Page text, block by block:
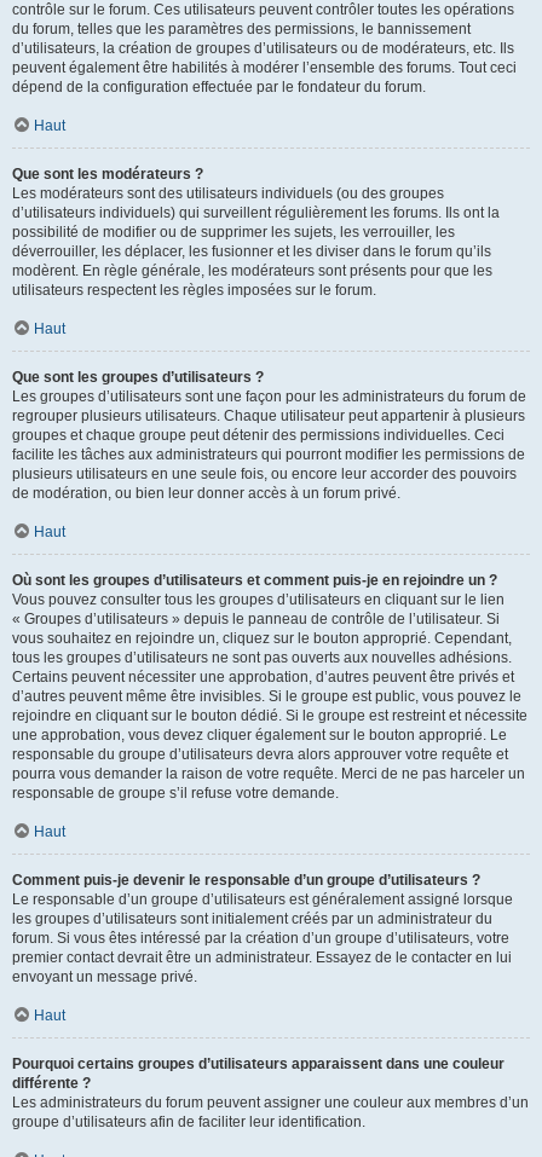
contrôle sur le forum. Ces utilisateurs peuvent contrôler toutes les opérations
du forum, telles que les paramètres des permissions, le bannissement
d’utilisateurs, la création de groupes d’utilisateurs ou de modérateurs, etc. Ils
peuvent également être habilités à modérer l’ensemble des forums. Tout ceci
dépend de la configuration effectuée par le fondateur du forum.
Haut
Que sont les modérateurs ?
Les modérateurs sont des utilisateurs individuels (ou des groupes
d’utilisateurs individuels) qui surveillent régulièrement les forums. Ils ont la
possibilité de modifier ou de supprimer les sujets, les verrouiller, les
déverrouiller, les déplacer, les fusionner et les diviser dans le forum qu’ils
modèrent. En règle générale, les modérateurs sont présents pour que les
utilisateurs respectent les règles imposées sur le forum.
Haut
Que sont les groupes d’utilisateurs ?
Les groupes d’utilisateurs sont une façon pour les administrateurs du forum de
regrouper plusieurs utilisateurs. Chaque utilisateur peut appartenir à plusieurs
groupes et chaque groupe peut détenir des permissions individuelles. Ceci
facilite les tâches aux administrateurs qui pourront modifier les permissions de
plusieurs utilisateurs en une seule fois, ou encore leur accorder des pouvoirs
de modération, ou bien leur donner accès à un forum privé.
Haut
Où sont les groupes d’utilisateurs et comment puis-je en rejoindre un ?
Vous pouvez consulter tous les groupes d’utilisateurs en cliquant sur le lien
« Groupes d’utilisateurs » depuis le panneau de contrôle de l’utilisateur. Si
vous souhaitez en rejoindre un, cliquez sur le bouton approprié. Cependant,
tous les groupes d’utilisateurs ne sont pas ouverts aux nouvelles adhésions.
Certains peuvent nécessiter une approbation, d’autres peuvent être privés et
d’autres peuvent même être invisibles. Si le groupe est public, vous pouvez le
rejoindre en cliquant sur le bouton dédié. Si le groupe est restreint et nécessite
une approbation, vous devez cliquer également sur le bouton approprié. Le
responsable du groupe d’utilisateurs devra alors approuver votre requête et
pourra vous demander la raison de votre requête. Merci de ne pas harceler un
responsable de groupe s’il refuse votre demande.
Haut
Comment puis-je devenir le responsable d’un groupe d’utilisateurs ?
Le responsable d’un groupe d’utilisateurs est généralement assigné lorsque
les groupes d’utilisateurs sont initialement créés par un administrateur du
forum. Si vous êtes intéressé par la création d’un groupe d’utilisateurs, votre
premier contact devrait être un administrateur. Essayez de le contacter en lui
envoyant un message privé.
Haut
Pourquoi certains groupes d’utilisateurs apparaissent dans une couleur
différente ?
Les administrateurs du forum peuvent assigner une couleur aux membres d’un
groupe d’utilisateurs afin de faciliter leur identification.